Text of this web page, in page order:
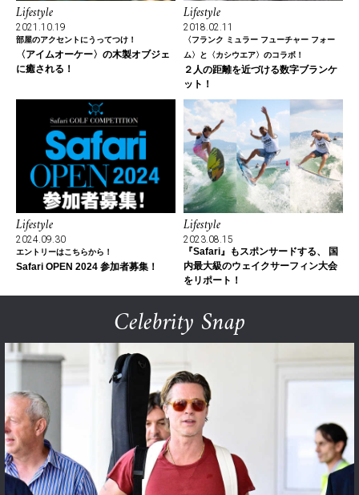
Lifestyle
2021.10.19
部屋のアクセントにうってつけ！
〈アイムオーケー〉の木製オブジェ
に癒される！
Lifestyle
2018.02.11
〈フランク ミュラー フューチャー フォー
ム〉と〈カシウエア〉のコラボ！
２人の距離を近づける数字ブランケ
ット！
Lifestyle
2024.09.30
エントリーはこちらから！
Safari OPEN 2024 参加者募集！
Lifestyle
2023.08.15
『Safari』もスポンサードする、 国
内最大級のウェイクサーフィン大会
をリポート！
Celebrity Snap